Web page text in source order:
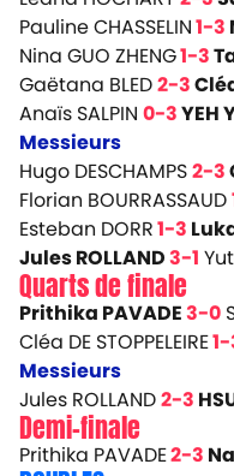
Pauline CHASSELIN1-3
Nina GUO ZHENG1-3
Gaëtana BLED2-3
Anaïs SALPIN 0-3YEH
Messieurs
Hugo DESCHAMPS2-3
Florian BOURRASSAUD
Esteban DORR1-3
Jules ROLLAND3-1
Quarts de finale
Prithika PAVADE3-0
Cléa DE STOPPELEIRE
Messieurs
Jules ROLLAND2-3
Demi-finale
Prithika PAVADE2-3